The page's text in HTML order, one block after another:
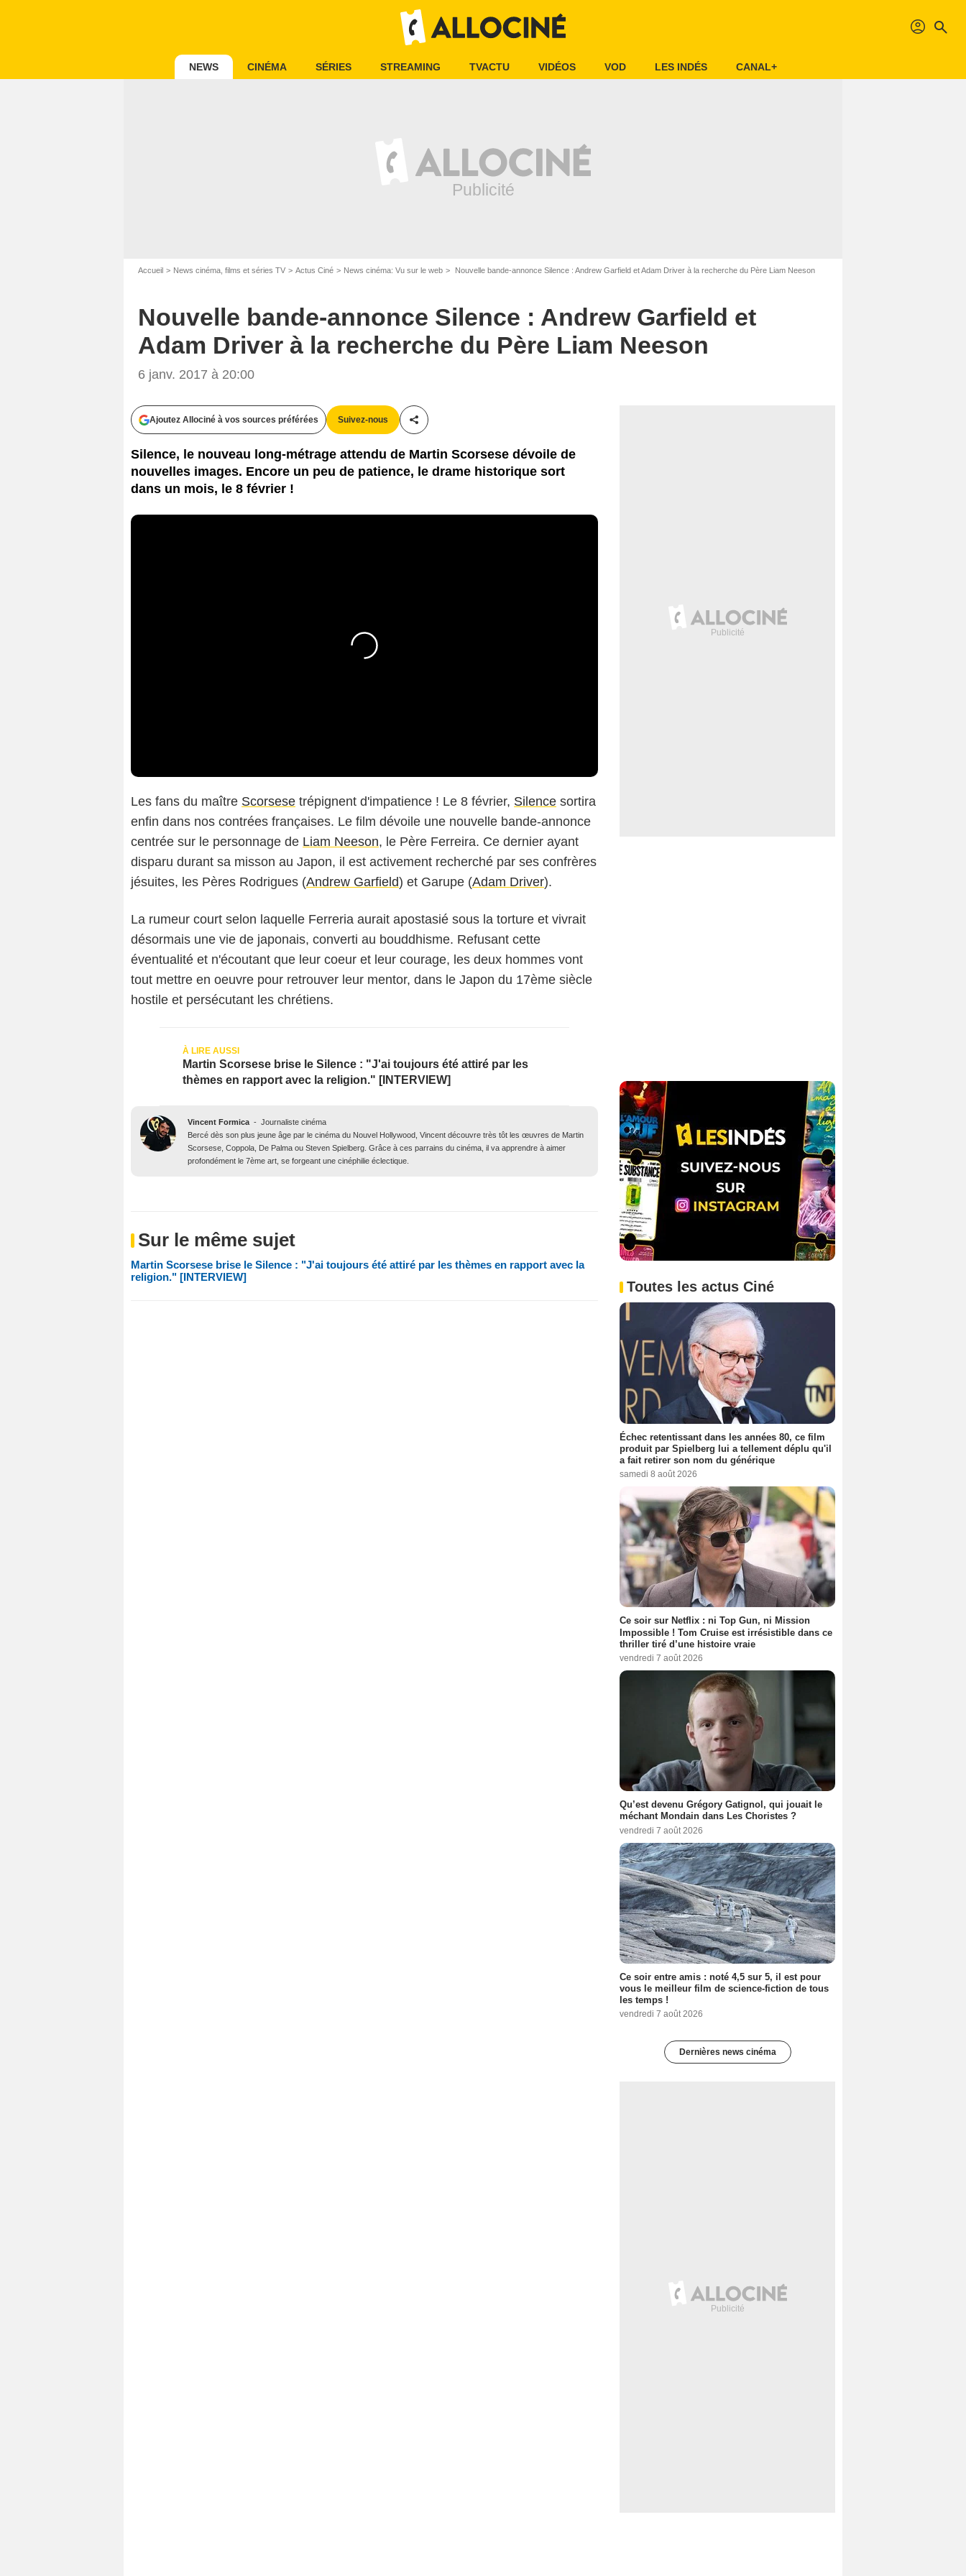
profil search
NEWS CINÉMA SÉRIES STREAMING TVACTU VIDÉOS VOD LES INDÉS CANAL+
Accueil News cinéma, films et séries TV Actus Ciné News cinéma: Vu sur le web Nouvelle bande-annonce Silence : Andrew Garfield et Adam Driver à la recherche du Père Liam Neeson
Nouvelle bande-annonce Silence : Andrew Garfield et
Adam Driver à la recherche du Père Liam Neeson
6 janv. 2017 à 20:00
Ajoutez Allociné à vos sources préférées Suivez-nous
Partager cet article
Silence, le nouveau long-métrage attendu de Martin Scorsese dévoile de
nouvelles images. Encore un peu de patience, le drame historique sort
dans un mois, le 8 février !
Les fans du maître Scorsese trépignent d'impatience ! Le 8 février, Silence sortira
enfin dans nos contrées françaises. Le film dévoile une nouvelle bande-annonce
centrée sur le personnage de Liam Neeson, le Père Ferreira. Ce dernier ayant
disparu durant sa misson au Japon, il est activement recherché par ses confrères
jésuites, les Pères Rodrigues (Andrew Garfield) et Garupe (Adam Driver).
La rumeur court selon laquelle Ferreria aurait apostasié sous la torture et vivrait
désormais une vie de japonais, converti au bouddhisme. Refusant cette
éventualité et n'écoutant que leur coeur et leur courage, les deux hommes vont
tout mettre en oeuvre pour retrouver leur mentor, dans le Japon du 17ème siècle
hostile et persécutant les chrétiens.
Martin Scorsese brise le Silence : "J'ai toujours été attiré par les
thèmes en rapport avec la religion." [INTERVIEW]
Vincent Formica - Journaliste cinéma
Bercé dès son plus jeune âge par le cinéma du Nouvel Hollywood, Vincent découvre très tôt les œuvres de Martin
Scorsese, Coppola, De Palma ou Steven Spielberg. Grâce à ces parrains du cinéma, il va apprendre à aimer
profondément le 7ème art, se forgeant une cinéphilie éclectique.
Sur le même sujet
Martin Scorsese brise le Silence : "J'ai toujours été attiré par les thèmes en rapport avec la
religion." [INTERVIEW]
Toutes les actus Ciné
Échec retentissant dans les années 80, ce film
produit par Spielberg lui a tellement déplu qu'il
a fait retirer son nom du générique
samedi 8 août 2026
Ce soir sur Netflix : ni Top Gun, ni Mission
Impossible ! Tom Cruise est irrésistible dans ce
thriller tiré d’une histoire vraie
vendredi 7 août 2026
Qu’est devenu Grégory Gatignol, qui jouait le
méchant Mondain dans Les Choristes ?
vendredi 7 août 2026
Ce soir entre amis : noté 4,5 sur 5, il est pour
vous le meilleur film de science-fiction de tous
les temps !
vendredi 7 août 2026
Dernières news cinéma